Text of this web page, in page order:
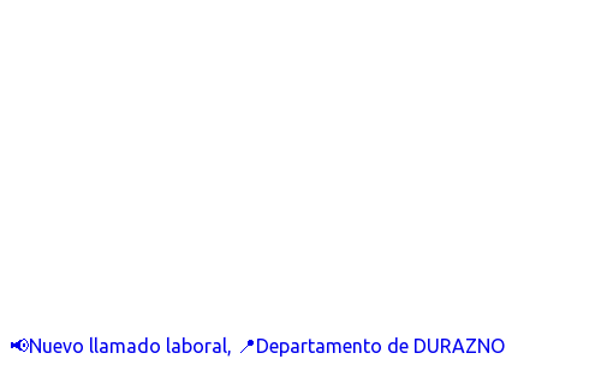
📢Nuevo llamado laboral, 📍Departamento de DURAZNO